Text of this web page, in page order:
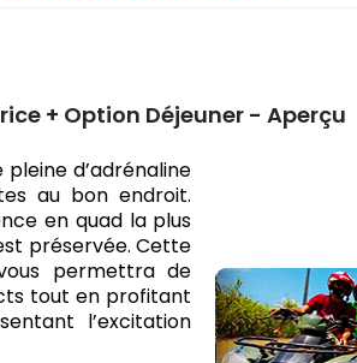
+ Option Déjeuner - Aperçu
d’adrénaline
au bon endroit.
en quad la plus
préservée. Cette
permettra de
tout en profitant
l’excitation